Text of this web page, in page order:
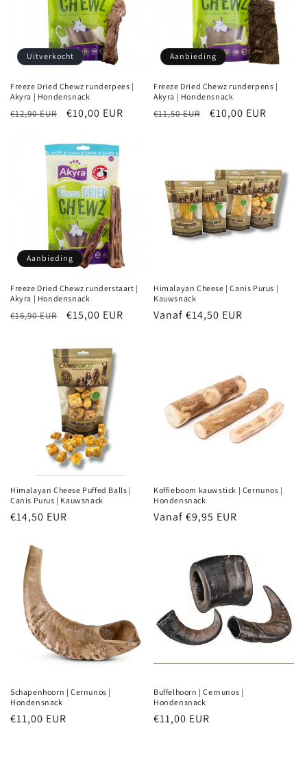
Uitverkocht
Freeze Dried Chewz runderpees |
Akyra | Hondensnack
Normale
€12,90 EUR Aanbiedingsprijs
€10,00 EUR
Aanbieding
Freeze Dried Chewz runderpens |
Akyra | Hondensnack
Normale
€11,50 EUR Aanbiedingsprijs
€10,00 EUR
Aanbieding
Freeze Dried Chewz runderstaart |
Akyra | Hondensnack
Normale
€16,90 EUR Aanbiedingsprijs
€15,00 EUR
Himalayan Cheese | Canis Purus |
Kauwsnack
Normale
Vanaf €14,50 EUR
Himalayan Cheese Puffed Balls |
Canis Purus | Kauwsnack
Normale
€14,50 EUR
Koffieboom kauwstick | Cernunos |
Hondensnack
Normale
Vanaf €9,95 EUR
Schapenhoorn | Cernunos |
Hondensnack
Normale
€11,00 EUR
Buffelhoorn | Cernunos |
Hondensnack
Normale
€11,00 EUR